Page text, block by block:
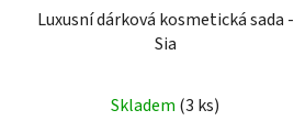
Luxusní dárková kosmetická sada -
Sia
hodnocení
Skladem (3 ks)